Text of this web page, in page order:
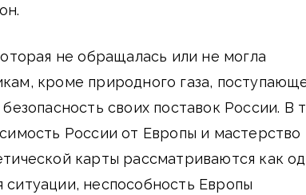
не обращалась или не могла
кроме природного газа,
своих поставок России. В
России от Европы и мастерство
карты рассматриваются как
неспособность Европы